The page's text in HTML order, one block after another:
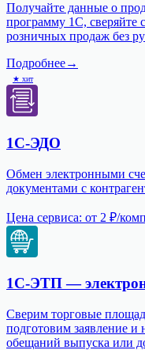
Получайте данные о
программу 1С, сверяйте
розничных продаж без
Подробнее→
★ хит
1С-ЭДО
Обмен электронными
документами с
Цена сервиса: от 2 ₽/
1С-ЭТП —
Сверим торговые
подготовим заявление и
обещаний выпуска или